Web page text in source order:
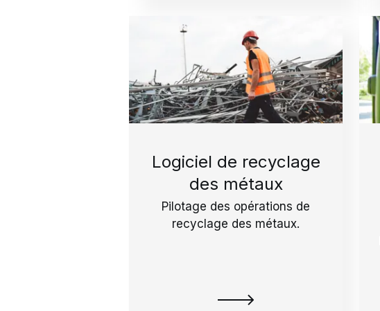
Logiciel de recyclage
des métaux
Pilotage des opérations de
recyclage des métaux.